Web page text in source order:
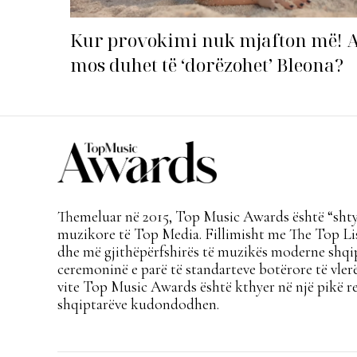
Kur provokimi nuk mjafton më!
mos duhet të ‘dorëzohet’ Bleona?
Themeluar në 2015, Top Music Awards është
muzikore të Top Media. Fillimisht me The Top
dhe më gjithëpërfshirës të muzikës moderne
ceremoninë e parë të standarteve botërore të
vite Top Music Awards është kthyer në një pikë
shqiptarëve kudondodhen.